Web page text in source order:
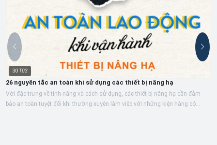
30 T03
26 nguyên tắc an toàn khi sử dụng các thiết bị nâng hạ
Với đặc trưng về tính năng và cách sử dụng, các thiết bị nâng hạ cần đảm
bảo an toàn tuyệt đối khi thường xuyên làm việc với những kiện hàng có